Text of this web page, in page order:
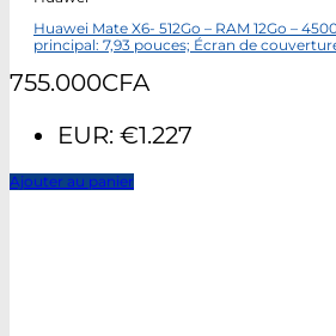
Huawei Mate X6- 512Go – RAM 12Go –
principal: 7,93 pouces; Écran de
755.000CFA
EUR: €1.227
Ajouter au panier